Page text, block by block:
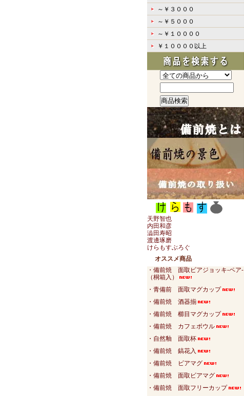
～￥３０００
～￥５０００
～￥１００００
￥１００００以上
天野智也
内田和彦
澁田寿昭
渡邊琢磨
けらもすぶろぐ
オススメ商品
・備前焼 面取ビアジョッキ-ペア-
（桐箱入）
・青備前 面取マグカップ
・備前焼 酒器揃
・備前焼 櫛目マグカップ
・備前焼 カフェボウル
・自然釉 面取杯
・備前焼 鎬花入
・備前焼 ビアマグ
・備前焼 面取ビアマグ
・備前焼 面取フリーカップ